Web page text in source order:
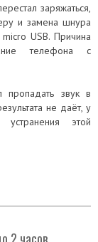
заряжаться,
и замена шнура
USB. Причина
телефона с
пропадать звук в
не даёт, у
этой